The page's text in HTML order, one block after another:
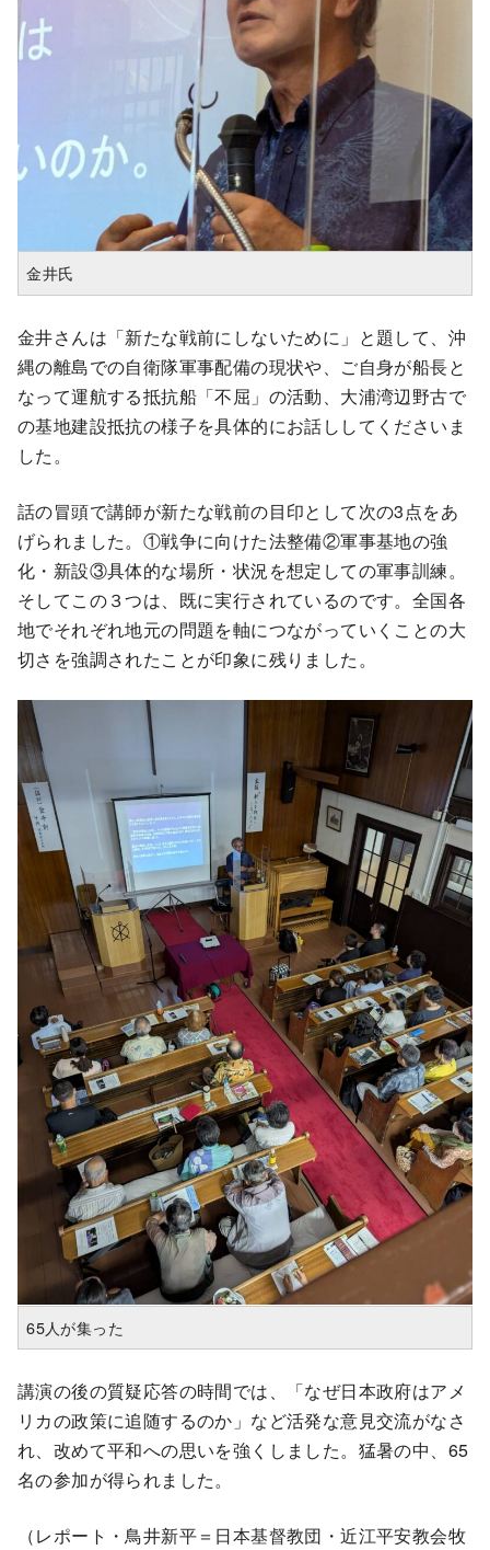
金井氏
金井さんは「新たな戦前にしないために」と題して、沖
縄の離島での自衛隊軍事配備の現状や、ご自身が船長と
なって運航する抵抗船「不屈」の活動、大浦湾辺野古で
の基地建設抵抗の様子を具体的にお話ししてくださいま
した。
話の冒頭で講師が新たな戦前の目印として次の3点をあ
げられました。①戦争に向けた法整備②軍事基地の強
化・新設③具体的な場所・状況を想定しての軍事訓練。
そしてこの３つは、既に実行されているのです。全国各
地でそれぞれ地元の問題を軸につながっていくことの大
切さを強調されたことが印象に残りました。
65人が集った
講演の後の質疑応答の時間では、「なぜ日本政府はアメ
リカの政策に追随するのか」など活発な意見交流がなさ
れ、改めて平和への思いを強くしました。猛暑の中、65
名の参加が得られました。
（レポート・鳥井新平＝日本基督教団・近江平安教会牧